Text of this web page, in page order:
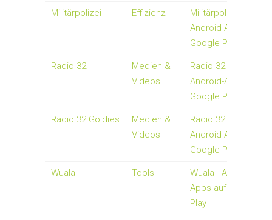
Militärpolizei Effizienz
Militärpolizei -
Android-Apps auf
Google Play
Radio 32
Medien &
Videos
Radio 32 -
Android-Apps auf
Google Play
Radio 32 Goldies
Medien &
Videos
Radio 32 Goldies -
Android-Apps auf
Google Play
Wuala Tools
Wuala - Android-
Apps auf Google
Play